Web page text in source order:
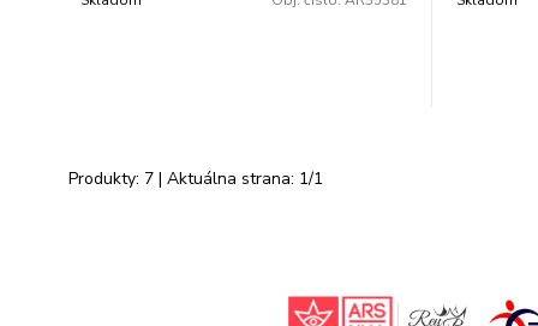
vygumovať a prepísať. 6 rôznych motívov
Produkty: 7 | Aktuálna strana: 1/1